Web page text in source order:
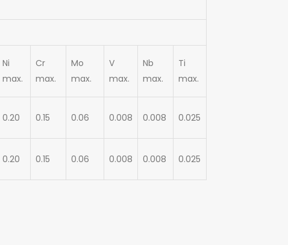
Ni
max.
Cr
max.
Mo
max.
V
max.
Nb
max.
Ti
max.
0.20 0.15 0.06 0.008 0.008 0.025
0.20 0.15 0.06 0.008 0.008 0.025